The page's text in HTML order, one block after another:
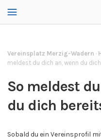
Vereinsplatz Merzig-Wadern ·
meldest du dich an, wenn du
So meldest
du dich
Sobald du ein Vereinsprofil